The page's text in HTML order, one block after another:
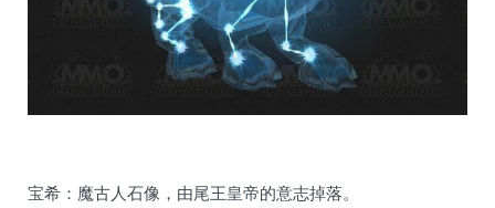
宝希：魔古人石像，由尾王皇帝的意志掉落。